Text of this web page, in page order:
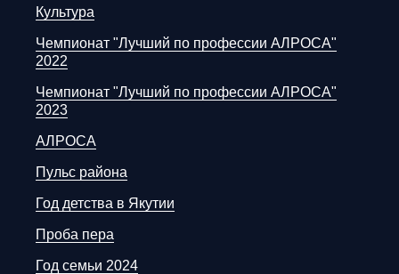
Культура
Чемпионат "Лучший по профессии АЛРОСА"
2022
Чемпионат "Лучший по профессии АЛРОСА"
2023
АЛРОСА
Пульс района
Год детства в Якутии
Проба пера
Год семьи 2024